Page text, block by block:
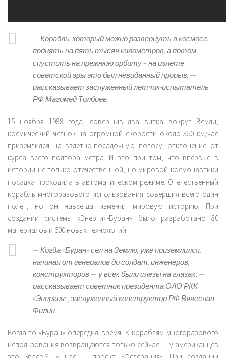
— Корабль, который можно развернуть в космосе,
поднять на пять тысяч километров, а потом
спустить на прежнюю орбиту – на излете
советской эры это был невиданный прорыв, —
рассказывает заслуженный летчик-испытатель
РФ Магомед Толбоев.
15 ноября 1988 года, совершив два витка вокруг Земли,
космический челнок на огромной скорости около 350 км/час
приземлился на взлетно-посадочную полосу: отклонение от
курса всего полтора метра. И это при том, что впервые в
истории не только отечественной, но мировой космонавтики
посадка проходила в автоматическом режиме. Отечественный
корабль многоразового использования совершил всего один
полет, но он навсегда изменил мировую историю. При
создании системы «Энергия-Буран» было разработано 80
материалов и 600 новых технологий.
— Когда «Буран» сел на Землю, уже приземлился,
начиная от генералов до солдат, инженеров,
конструкторов — у всех были слезы на глазах, —
рассказывает советник президента ОАО РКК
«Энергия», заслуженный конструктор РФ Вячеслав
Филин.
Когда-то «Буран» опередил время. К кораблям многоразового
использования возвращаются только сейчас — у американцев